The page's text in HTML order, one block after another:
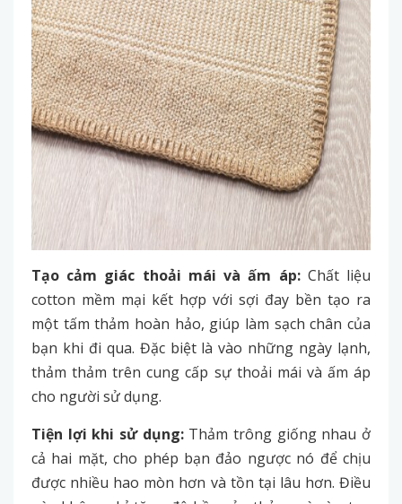
Tạo cảm giác thoải mái và ấm áp: Chất liệu
cotton mềm mại kết hợp với sợi đay bền tạo ra
một tấm thảm hoàn hảo, giúp làm sạch chân của
bạn khi đi qua. Đặc biệt là vào những ngày lạnh,
thảm thảm trên cung cấp sự thoải mái và ấm áp
cho người sử dụng.
Tiện lợi khi sử dụng:Thảm trông giống nhau ở
cả hai mặt, cho phép bạn đảo ngược nó để chịu
được nhiều hao mòn hơn và tồn tại lâu hơn. Điều